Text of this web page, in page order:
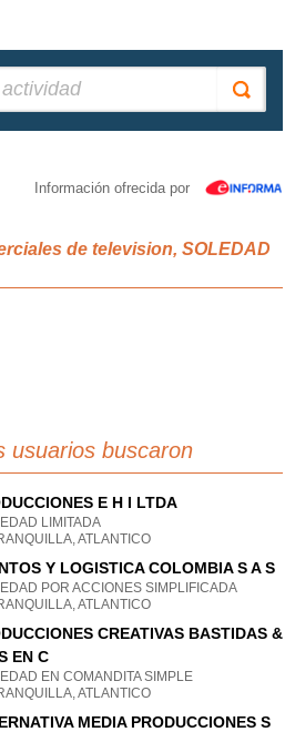
Información ofrecida por
de television, SOLEDAD
usuarios buscaron
E H I LTDA
LIMITADA
ATLANTICO
Y LOGISTICA COLOMBIA S A S
POR ACCIONES SIMPLIFICADA
ATLANTICO
CREATIVAS BASTIDAS &
EN C
EN COMANDITA SIMPLE
ATLANTICO
MEDIA PRODUCCIONES S